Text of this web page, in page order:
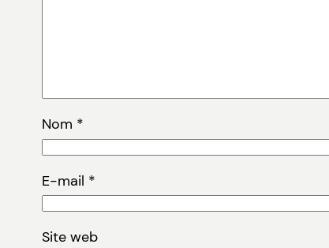
Nom *
E-mail *
Site web